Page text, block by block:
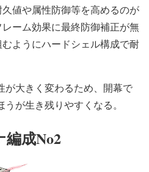
値や属性防御等を高めるのが
ーム効果に最終防御補正が無
ようにハードシェル構成で耐
が大きく変わるため、開幕で
が生き残りやすくなる。
成No2